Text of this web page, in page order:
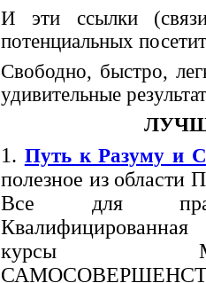
И эти ссылки
потенциальных
Свободно, быстро,
удивительные
1. Путь к Разуму и
полезное из
Все для
курсы